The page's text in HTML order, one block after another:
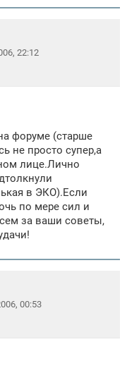
22:12
форуме (старше
не просто супер,а
лице.Лично
в ЭКО).Если
по мере сил и
за ваши советы,
00:53